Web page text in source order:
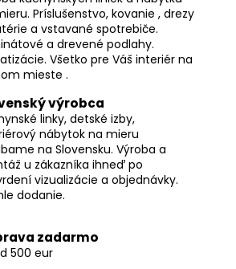
Príslušenstvo, kovanie , drezy
a vstavané spotrebiče.
a drevené podlahy.
Všetko pre Váš interiér na
mieste .
výrobca
linky, detské izby,
nábytok na mieru
na Slovensku. Výroba a
u zákazníka ihneď po
vizualizácie a objednávky.
dodanie.
zadarmo
500 eur